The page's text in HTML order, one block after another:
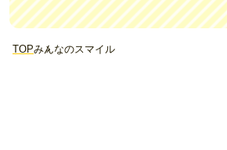
TOPみんなのスマイル